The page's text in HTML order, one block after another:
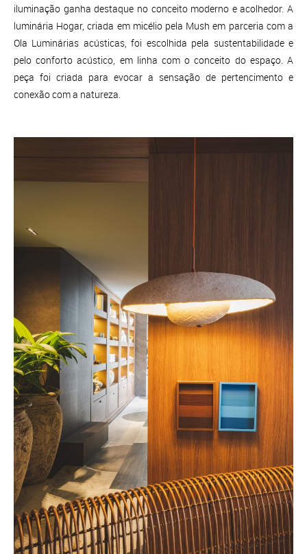
iluminação ganha destaque no conceito moderno e acolhedor. A
luminária Hogar, criada em micélio pela Mush em parceria com a
Ola Luminárias acústicas, foi escolhida pela sustentabilidade e
pelo conforto acústico, em linha com o conceito do espaço. A
peça foi criada para evocar a sensação de pertencimento e
conexão com a natureza.